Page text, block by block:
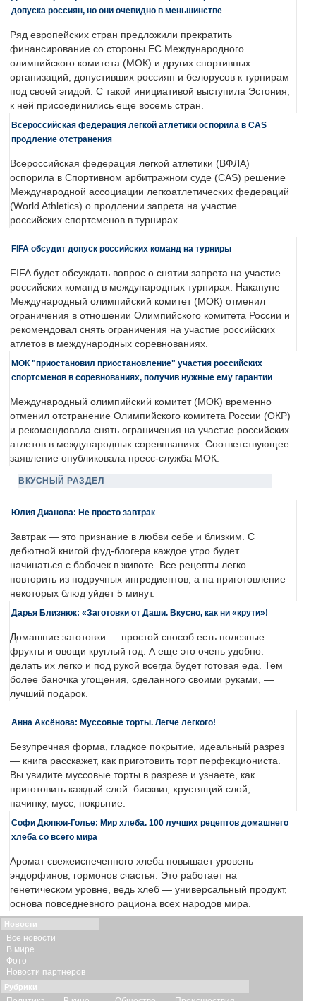
допуска россиян, но они очевидно в меньшинстве
Ряд европейских стран предложили прекратить
финансирование со стороны ЕС Международного
олимпийского комитета (МОК) и других спортивных
организаций, допустивших россиян и белорусов к турнирам
под своей эгидой. С такой инициативой выступила Эстония,
к ней присоединились еще восемь стран.
Всероссийская федерация легкой атлетики оспорила в CAS
продление отстранения
Всероссийская федерация легкой атлетики (ВФЛА)
оспорила в Спортивном арбитражном суде (CAS) решение
Международной ассоциации легкоатлетических федераций
(World Athletics) о продлении запрета на участие
российских спортсменов в турнирах.
FIFA обсудит допуск российских команд на турниры
FIFA будет обсуждать вопрос о снятии запрета на участие
российских команд в международных турнирах. Накануне
Международный олимпийский комитет (МОК) отменил
ограничения в отношении Олимпийского комитета России и
рекомендовал снять ограничения на участие российских
атлетов в международных соревнованиях.
МОК "приостановил приостановление" участия российских
спортсменов в соревнованиях, получив нужные ему гарантии
Международный олимпийский комитет (МОК) временно
отменил отстранение Олимпийского комитета России (ОКР)
и рекомендовала снять ограничения на участие российских
атлетов в международных соревнваниях. Соответствующее
заявление опубликовала пресс-служба МОК.
ВКУСНЫЙ РАЗДЕЛ
Юлия Дианова: Не просто завтрак
Завтрак — это признание в любви себе и близким. С
дебютной книгой фуд-блогера каждое утро будет
начинаться с бабочек в животе. Все рецепты легко
повторить из подручных ингредиентов, а на приготовление
некоторых блюд уйдет 5 минут.
Дарья Близнюк: «Заготовки от Даши. Вкусно, как ни «крути»!
Домашние заготовки — простой способ есть полезные
фрукты и овощи круглый год. А еще это очень удобно:
делать их легко и под рукой всегда будет готовая еда. Тем
более баночка угощения, сделанного своими руками, —
лучший подарок.
Анна Аксёнова: Муссовые торты. Легче легкого!
Безупречная форма, гладкое покрытие, идеальный разрез
— книга расскажет, как приготовить торт перфекциониста.
Вы увидите муссовые торты в разрезе и узнаете, как
приготовить каждый слой: бисквит, хрустящий слой,
начинку, мусс, покрытие.
Софи Дюпюи-Голье: Мир хлеба. 100 лучших рецептов домашнего
хлеба со всего мира
Аромат свежеиспеченного хлеба повышает уровень
эндорфинов, гормонов счастья. Это работает на
генетическом уровне, ведь хлеб — универсальный продукт,
основа повседневного рациона всех народов мира.
Новости
Все новости
В мире
Фото
Новости партнеров
Рубрики